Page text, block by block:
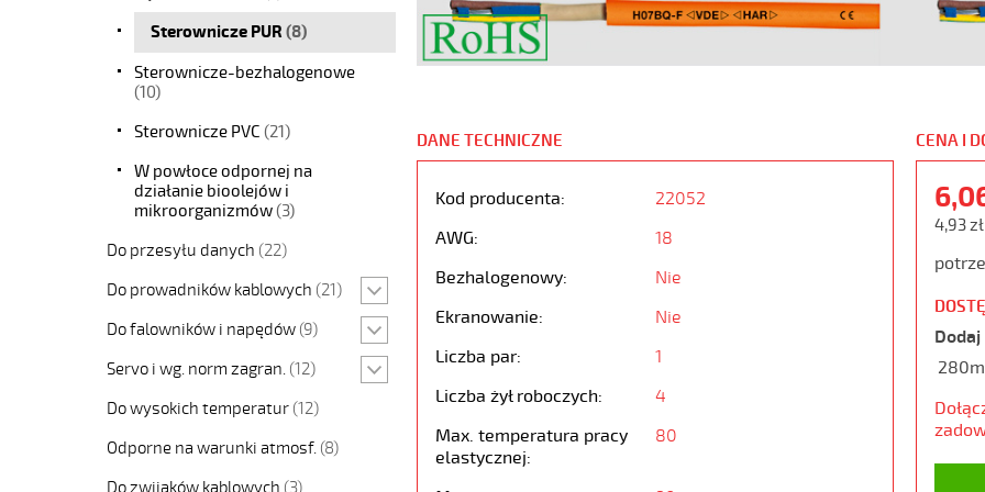
Sterownicze PUR (8)
Sterownicze-bezhalogenowe
(10)
Sterownicze PVC (21)
W powłoce odpornej na
działanie bioolejów i
mikroorganizmów(3)
Do przesyłu danych (22)
Do prowadników kablowych (21)
Do falowników i napędów (9)
Servo i wg. norm zagran. (12)
Do wysokich temperatur (12)
Odporne na warunki atmosf. (8)
Do zwijaków kablowych (3)
DANE TECHNICZNE
Kod producenta:
22052
AWG:
18
Bezhalogenowy:
Nie
Ekranowanie:
Nie
Liczba par:
1
Liczba żył roboczych:
4
Max. temperatura pracy
elastycznej:
80
CENA I
4,93
280m